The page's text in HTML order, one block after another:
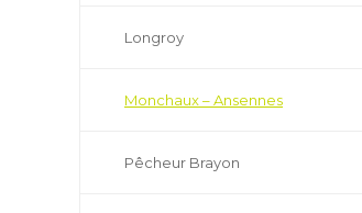
Longroy
Monchaux – Ansennes
Pêcheur Brayon